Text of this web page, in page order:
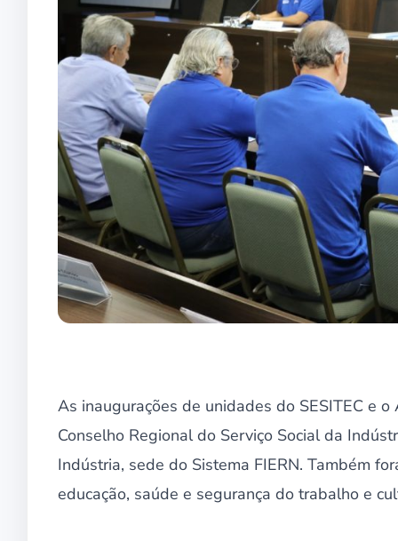
As inaugurações de unidades do SESITEC e
Conselho Regional do Serviço Social da
Indústria, sede do Sistema FIERN. Também
educação, saúde e segurança do trabalho e